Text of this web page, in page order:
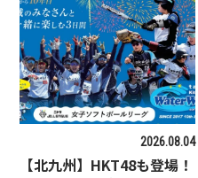
2026.08.04
【北九州】HKT48も登場！